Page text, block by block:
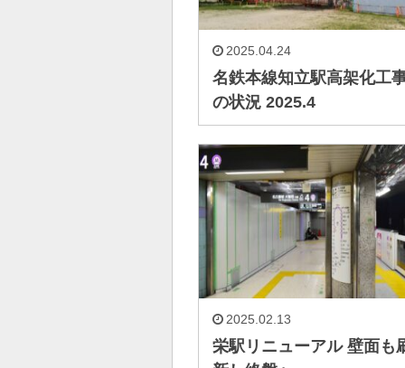
名鉄本線知立駅高架化工
の状況 2025.4
2025.04.24
栄駅リニューアル 壁面も
2025.02.13